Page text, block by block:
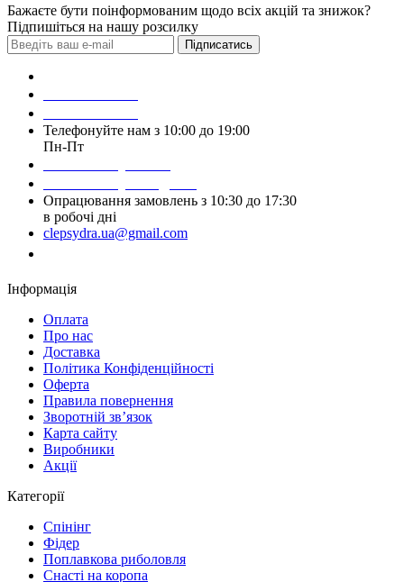
Бажаєте бути поінформованим щодо всіх акцій та знижок?
Підпишіться на нашу розсилку
Підписатись
Телефонуйте нам з 10:00 до 19:00
Пн-Пт
Опрацювання замовлень з 10:30 до 17:30
в робочі дні
clepsydra.ua@gmail.com
Інформація
Оплата
Про нас
Доставка
Політика Конфіденційності
Оферта
Правила повернення
Зворотній зв’язок
Карта сайту
Виробники
Акції
Категорії
Спінінг
Фідер
Поплавкова риболовля
Снасті на коропа